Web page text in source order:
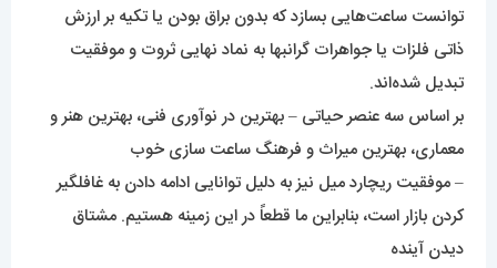
توانست ساعت‌هایی بسازد که بدون براق بودن یا تکیه بر ارزش
ذاتی فلزات یا جواهرات گرانبها به نماد نهایی ثروت و موفقیت
تبدیل شده‌اند.
بر اساس سه عنصر حیاتی – بهترین در نوآوری فنی، بهترین هنر و
معماری، بهترین میراث و فرهنگ ساعت سازی خوب
– موفقیت ریچارد میل نیز به دلیل توانایی ادامه دادن به غافلگیر
کردن بازار است، بنابراین ما قطعاً در این زمینه هستیم. مشتاق
دیدن آینده